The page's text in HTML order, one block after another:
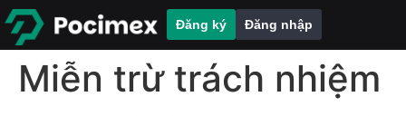
Đăng ký Đăng nhập
Miễn trừ trách nhiệm